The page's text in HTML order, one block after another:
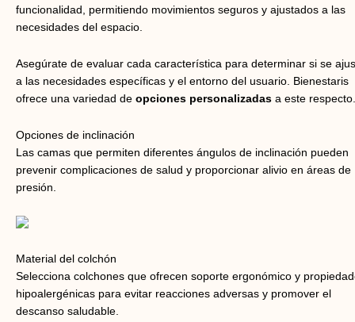
funcionalidad, permitiendo movimientos seguros y ajustados a las
necesidades del espacio.
Asegúrate de evaluar cada característica para determinar si se
a las necesidades específicas y el entorno del usuario. Bienestaris
ofrece una variedad de opciones personalizadas a este respecto.
Opciones de inclinación
Las camas que permiten diferentes ángulos de inclinación pueden
prevenir complicaciones de salud y proporcionar alivio en áreas de
presión.
Material del colchón
Selecciona colchones que ofrecen soporte ergonómico y
hipoalergénicas para evitar reacciones adversas y promover el
descanso saludable.